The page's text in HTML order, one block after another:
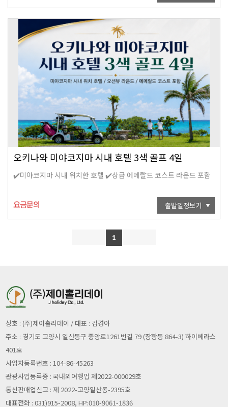
오키나와 미야코지마 시내 호텔 3색 골프 4일
✔️미야코지마 시내 위치한 호텔 ✔️상급 에메랄드 코스트 라운드 포함
요금문의 출발일정보기
1
상호 : (주)제이홀리데이 / 대표 : 김경아
주소 : 경기도 고양시 일산동구 중앙로1261번길 79 (장항동 864-3) 하이베라스
401호
사업자등록번호 : 104-86-45263
관광사업등록증 : 국내외여행업 제2022-000029호
통신판매업신고 : 제 2022-고양일산동-2395호
대표전화 : 031)915-2008, HP:010-9061-1836